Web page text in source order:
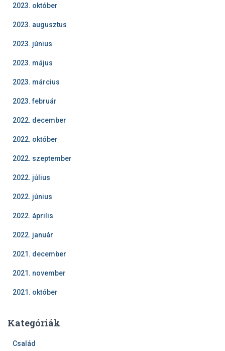
2023. október
2023. augusztus
2023. június
2023. május
2023. március
2023. február
2022. december
2022. október
2022. szeptember
2022. július
2022. június
2022. április
2022. január
2021. december
2021. november
2021. október
Kategóriák
Család